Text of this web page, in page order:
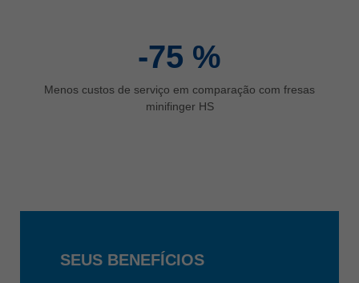
-75 %
Menos custos de serviço em comparação com fresas
minifinger HS
SEUS BENEFÍCIOS